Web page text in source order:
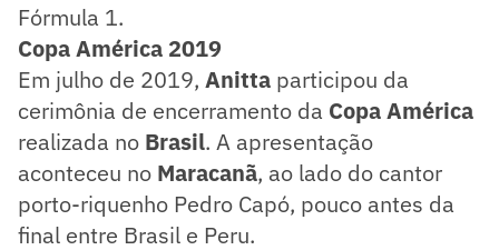
Fórmula 1.
Copa América 2019
Em julho de 2019, Anitta participou da
cerimônia de encerramento da Copa América
realizada no Brasil. A apresentação
aconteceu no Maracanã, ao lado do cantor
porto-riquenho Pedro Capó, pouco antes da
final entre Brasil e Peru.